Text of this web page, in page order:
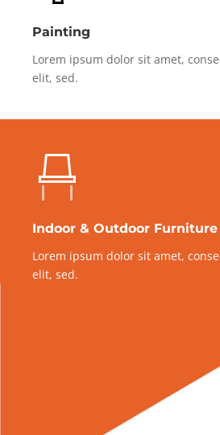
Painting
Lorem ipsum dolor sit amet,
elit, sed.
Indoor & Outdoor Furniture
Lorem ipsum dolor sit amet,
elit, sed.